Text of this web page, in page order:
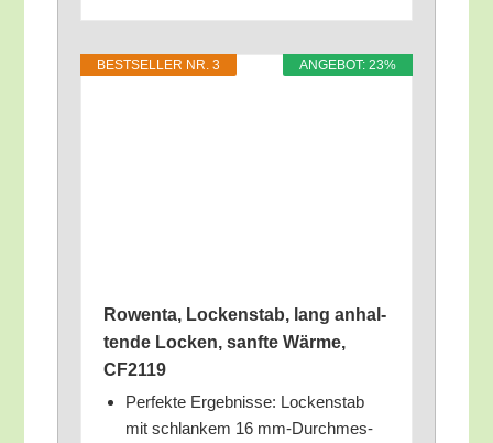
ANGE­BOT: 23%
BEST­SEL­LER NR. 3
Rowen­ta, Locken­stab, lang anhal­
ten­de Locken, sanf­te Wär­me,
CF2119
Per­fek­te Ergeb­nis­se: Locken­stab
mit schlan­kem 16 mm-Durch­mes­